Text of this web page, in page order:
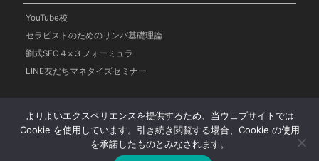
YouTube校
セラピストのためのリンパ基礎理論
劉式SEO４×３フォーミュラ
LINE友だちマネタイズセミナー
YouTube校 セラピストのためのリンパ基礎理論
劉式SEO
４×３フォーミュラ
LINE友だちマネタイズセミナー
© セラピストスクールDreamHint
よりよいエクスペリエンスを提供するため、当ウェブサイトでは
Cookie を使用しています。引き続き閲覧する場合、Cookie の使用
を承諾したものとみなされます。